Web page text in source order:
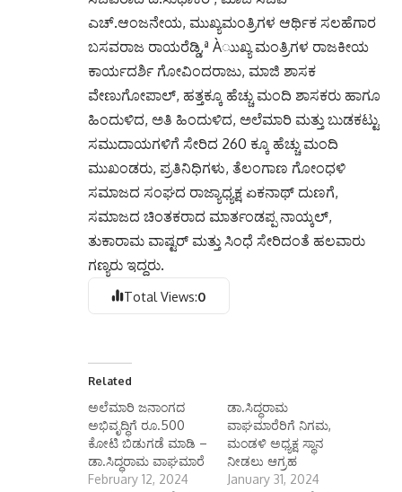
ಎಚ್.ಆಂಜನೇಯ, ಮುಖ್ಯಮಂತ್ರಿಗಳ ಆರ್ಥಿಕ ಸಲಹೆಗಾರ
ಬಸವರಾಜ ರಾಯರೆಡ್ಡಿ,ª Àುುಖ್ಯ ಮಂತ್ರಿಗಳ ರಾಜಕೀಯ
ಕಾರ್ಯದರ್ಶಿ ಗೋವಿಂದರಾಜು, ಮಾಜಿ ಶಾಸಕ
ವೇಣುಗೋಪಾಲ್, ಹತ್ತಕ್ಕೂ ಹೆಚ್ಚು ಮಂದಿ ಶಾಸಕರು ಹಾಗೂ
ಹಿಂದುಳಿದ, ಅತಿ ಹಿಂದುಳಿದ, ಅಲೆಮಾರಿ ಮತ್ತು ಬುಡಕಟ್ಟು
ಸಮುದಾಯಗಳಿಗೆ ಸೇರಿದ 260 ಕ್ಕೂ ಹೆಚ್ಚು ಮಂದಿ
ಮುಖಂಡರು, ಪ್ರತಿನಿಧಿಗಳು, ತೆಲಂಗಾಣ ಗೋಂಧಳಿ
ಸಮಾಜದ ಸಂಘದ ರಾಜ್ಯಾಧ್ಯಕ್ಷ ಏಕನಾಥ್ ದುಣಗೆ,
ಸಮಾಜದ ಚಿಂತಕರಾದ ಮಾರ್ತಂಡಪ್ಪ ನಾಯ್ಕಲ್,
ತುಕಾರಾಮ ವಾಷ್ಟರ್ ಮತ್ತು ಸಿಂಧೆ ಸೇರಿದಂತೆ ಹಲವಾರು
ಗಣ್ಯರು ಇದ್ದರು.
Total Views:0
Related
ಅಲೆಮಾರಿ ಜನಾಂಗದ
ಅಭಿವೃದ್ಧಿಗೆ ರೂ.500
ಕೋಟಿ ಬಿಡುಗಡೆ ಮಾಡಿ –
ಡಾ.ಸಿದ್ಧರಾಮ ವಾಘಮಾರೆ
February 12, 2024
ಡಾ.ಸಿದ್ಧರಾಮ
ವಾಘಮಾರೆರಿಗೆ ನಿಗಮ,
ಮಂಡಳಿ ಅಧ್ಯಕ್ಷ ಸ್ಥಾನ
ನೀಡಲು ಆಗ್ರಹ
January 31, 2024